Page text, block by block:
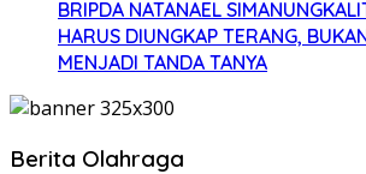
BRIPDA NATANAEL
HARUS DIUNGKAP TERANG,
MENJADI TANDA TANYA
Berita Olahraga